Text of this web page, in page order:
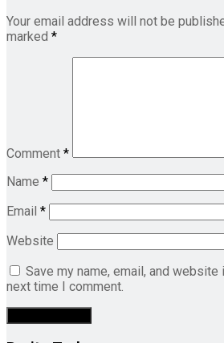
Your email address will not be
marked *
Comment *
Name *
Email *
Website
Save my name, email, and
next time I comment.